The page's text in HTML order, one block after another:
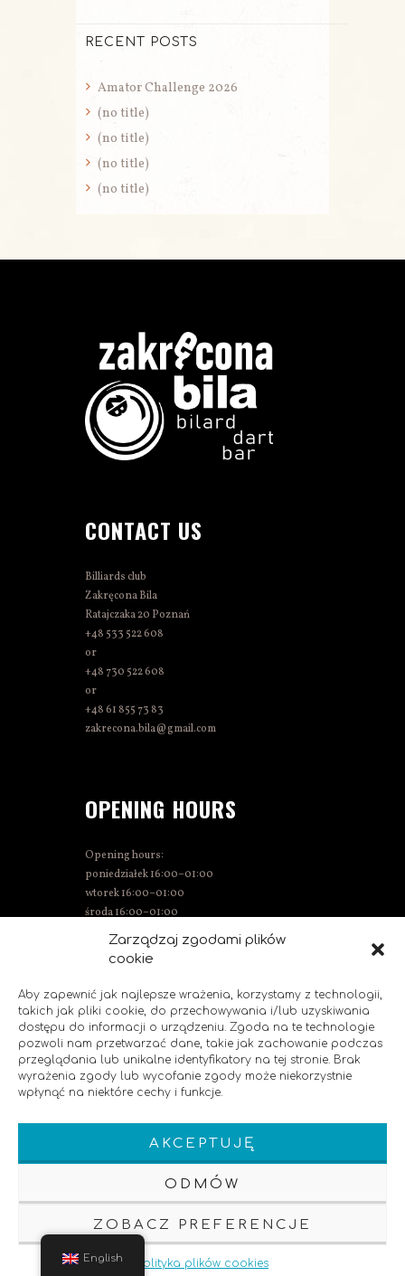
Zarządzaj zgodami plików
cookie
Aby zapewnić jak najlepsze wrażenia, korzystamy z technologii,
takich jak pliki cookie, do przechowywania i/lub uzyskiwania
dostępu do informacji o urządzeniu. Zgoda na te technologie
pozwoli nam przetwarzać dane, takie jak zachowanie podczas
przeglądania lub unikalne identyfikatory na tej stronie. Brak
wyrażenia zgody lub wycofanie zgody może niekorzystnie
wpłynąć na niektóre cechy i funkcje.
AKCEPTUJĘ
ODMÓW
ZOBACZ PREFERENCJE
Polityka plików cookies
RECENT POSTS
Amator Challenge 2026
(no title)
(no title)
(no title)
(no title)
CONTACT US
Billiards club
Zakręcona Bila
Ratajczaka 20 Poznań
+48 533 522 608
or
+48 730 522 608
or
+48 61 855 73 83
zakrecona.bila@gmail.com
OPENING HOURS
Opening hours:
poniedziałek 16:00–01:00
wtorek 16:00–01:00
środa 16:00–01:00
Thursday 15:00–01:00
Friday 15:00–02:00
Sunday 14:00–00:00
SOCIAL MEDIA
Klauzula Informacyjna
English